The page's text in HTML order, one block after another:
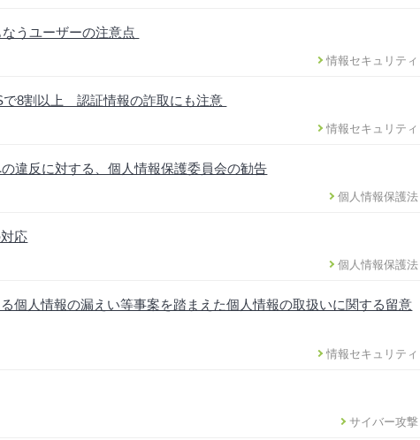
うユーザーの注意点
情報セキュリティ
8割以上 認証情報の詐取にも注意
情報セキュリティ
違反に対する、個人情報保護委員会の勧告
個人情報保護法
応
個人情報保護法
個人情報の漏えい等事案を踏まえた個人情報の取扱いに関する留意
情報セキュリティ
サイバー攻撃